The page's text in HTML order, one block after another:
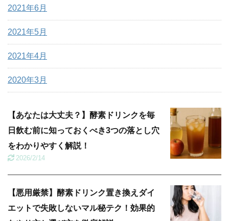
2021年6月
2021年5月
2021年4月
2020年3月
【あなたは大丈夫？】酵素ドリンクを毎
日飲む前に知っておくべき3つの落とし穴
をわかりやすく解説！
2026/2/14
【悪用厳禁】酵素ドリンク置き換えダイ
エットで失敗しないマル秘テク！効果的